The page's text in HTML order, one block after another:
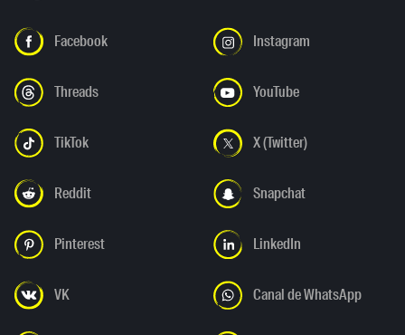
Facebook Instagram
Threads YouTube
TikTok X (Twitter)
Reddit Snapchat
Pinterest LinkedIn
VK Canal de WhatsApp